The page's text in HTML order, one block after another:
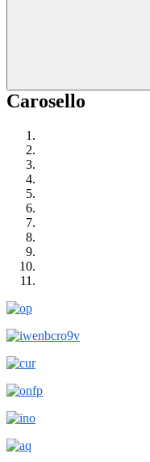
Carosello